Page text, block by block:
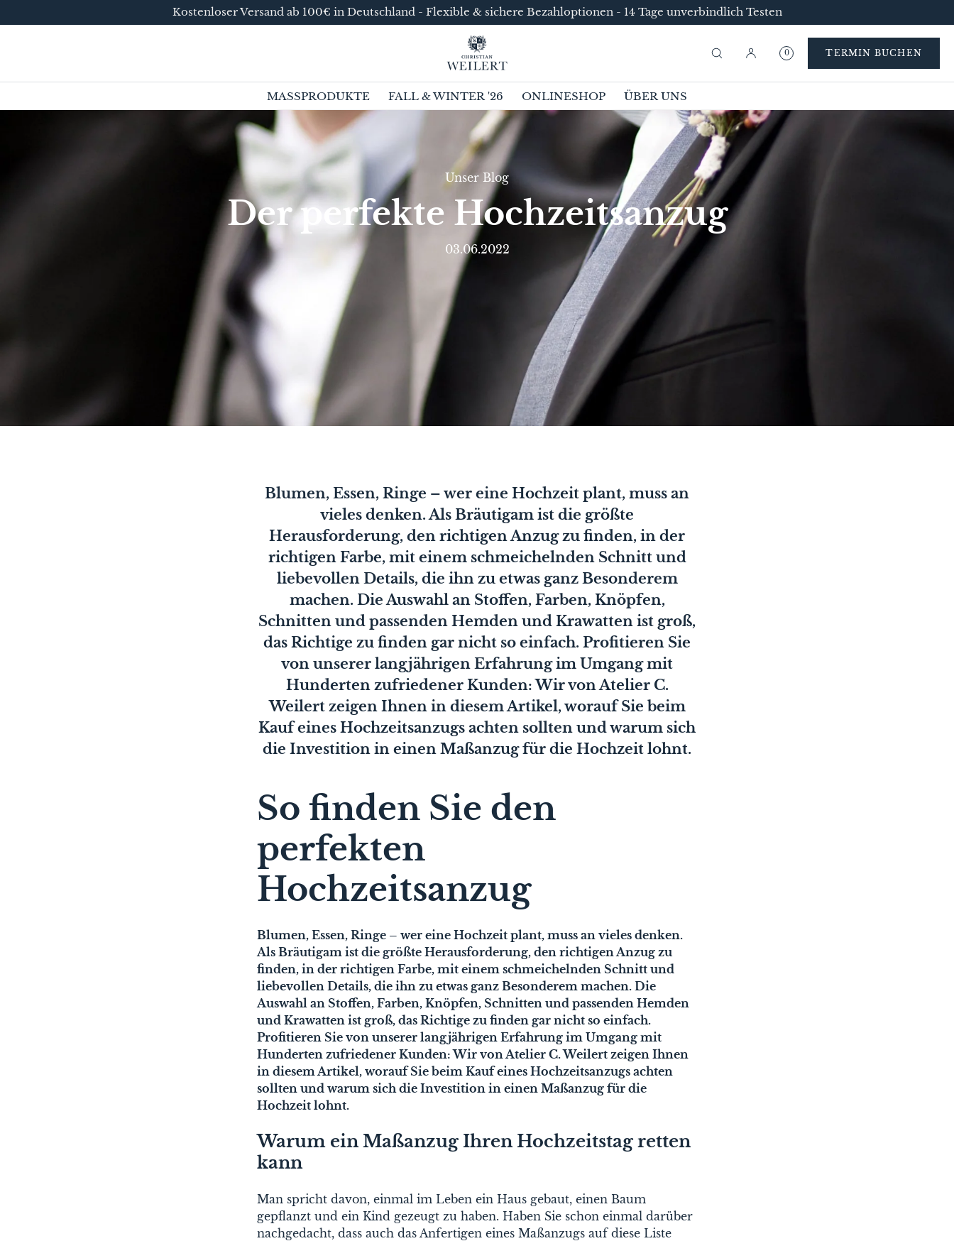
Kostenloser Versand ab 100€ in Deutschland - Flexible & sichere Bezahloptionen - 14 Tage unverbindlich Testen
0 TERMIN BUCHEN
MASSPRODUKTE FALL & WINTER '26 ONLINESHOP ÜBER UNS
Unser Blog
Der perfekte Hochzeitsanzug
03.06.2022
Blumen, Essen, Ringe – wer eine Hochzeit plant, muss an
vieles denken. Als Bräutigam ist die größte
Herausforderung, den richtigen Anzug zu finden, in der
richtigen Farbe, mit einem schmeichelnden Schnitt und
liebevollen Details, die ihn zu etwas ganz Besonderem
machen. Die Auswahl an Stoffen, Farben, Knöpfen,
Schnitten und passenden Hemden und Krawatten ist groß,
das Richtige zu finden gar nicht so einfach. Profitieren Sie
von unserer langjährigen Erfahrung im Umgang mit
Hunderten zufriedener Kunden: Wir von Atelier C.
Weilert zeigen Ihnen in diesem Artikel, worauf Sie beim
Kauf eines Hochzeitsanzugs achten sollten und warum sich
die Investition in einen Maßanzug für die Hochzeit lohnt.
So finden Sie den
perfekten
Hochzeitsanzug
Blumen, Essen, Ringe – wer eine Hochzeit plant, muss an vieles denken.
Als Bräutigam ist die größte Herausforderung, den richtigen Anzug zu
finden, in der richtigen Farbe, mit einem schmeichelnden Schnitt und
liebevollen Details, die ihn zu etwas ganz Besonderem machen. Die
Auswahl an Stoffen, Farben, Knöpfen, Schnitten und passenden Hemden
und Krawatten ist groß, das Richtige zu finden gar nicht so einfach.
Profitieren Sie von unserer langjährigen Erfahrung im Umgang mit
Hunderten zufriedener Kunden: Wir von Atelier C. Weilert zeigen Ihnen
in diesem Artikel, worauf Sie beim Kauf eines Hochzeitsanzugs achten
sollten und warum sich die Investition in einen Maßanzug für die
Hochzeit lohnt.
Warum ein Maßanzug Ihren Hochzeitstag retten
kann
Man spricht davon, einmal im Leben ein Haus gebaut, einen Baum
gepflanzt und ein Kind gezeugt zu haben. Haben Sie schon einmal darüber
nachgedacht, dass auch das Anfertigen eines Maßanzugs auf diese Liste